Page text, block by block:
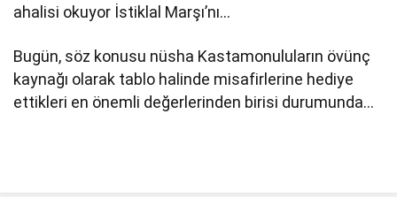
ahalisi okuyor İstiklal Marşı’nı…
Bugün, söz konusu nüsha Kastamonuluların övünç
kaynağı olarak tablo halinde misafirlerine hediye
ettikleri en önemli değerlerinden birisi durumunda…